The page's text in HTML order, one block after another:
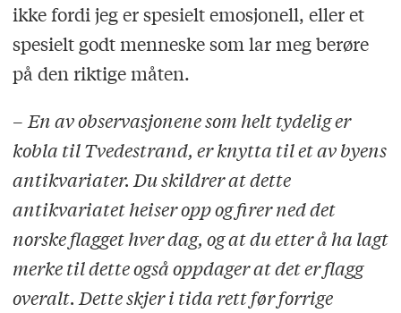
ikke fordi jeg er spesielt emosjonell, eller et
spesielt godt menneske som lar meg berøre
på den riktige måten.
– En av observasjonene som helt tydelig er
kobla til Tvedestrand, er knytta til et av byens
antikvariater. Du skildrer at dette
antikvariatet heiser opp og firer ned det
norske flagget hver dag, og at du etter å ha lagt
merke til dette også oppdager at det er flagg
overalt. Dette skjer i tida rett før forrige